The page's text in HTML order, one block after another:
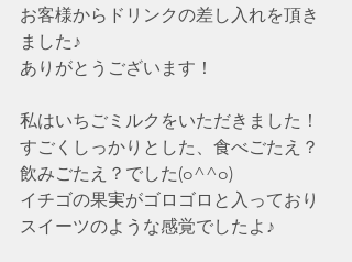
お客様からドリンクの差し入れを頂き
ました♪
ありがとうございます！
私はいちごミルクをいただきました！
すごくしっかりとした、食べごたえ？
飲みごたえ？でした(o^^o)
イチゴの果実がゴロゴロと入っており
スイーツのような感覚でしたよ♪